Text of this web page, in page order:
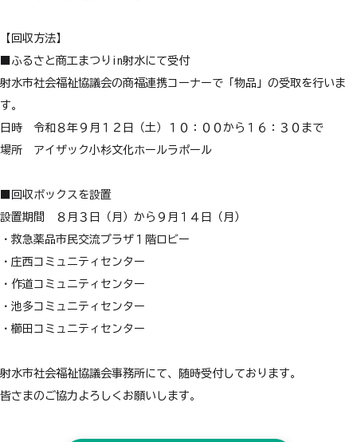
【回収方法】
■ふるさと商工まつりin射水にて受付
射水市社会福祉協議会の商福連携コーナーで「物品」の受取を行いま
す。
日時 令和８年９月１２日（土）１０：００から１６：３０まで
場所 アイザック小杉文化ホールラポール
■回収ボックスを設置
設置期間 ８月３日（月）から９月１４日（月）
・救急薬品市民交流プラザ１階ロビー
・庄西コミュニティセンター
・作道コミュニティセンター
・池多コミュニティセンター
・櫛田コミュニティセンター
射水市社会福祉協議会事務所にて、随時受付しております。
皆さまのご協力よろしくお願いします。